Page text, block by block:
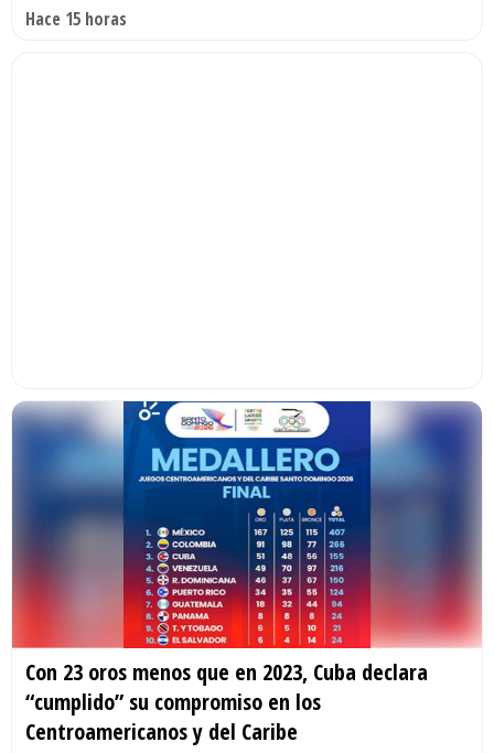
Hace 15 horas
Con 23 oros menos que en 2023, Cuba declara
“cumplido” su compromiso en los
Centroamericanos y del Caribe